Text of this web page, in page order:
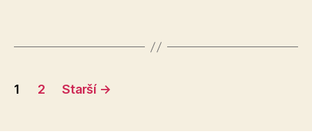
Stránkování
1 2 Starší →